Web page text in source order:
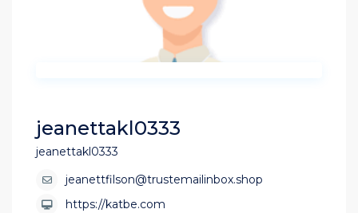
jeanettakl0333
jeanettakl0333
jeanettfilson@trustemailinbox.shop
https://katbe.com